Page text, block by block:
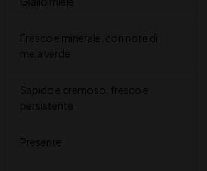
Fresco e minerale, con note di
mela verde
Sapido e cremoso, fresco e
persistente
Presente